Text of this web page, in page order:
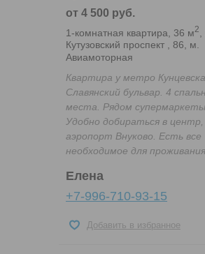
от 4 500 руб.
1-комнатная квартира, 36 м2
Кутузовский проспект , 86, м.
Авиамоторная
Квартира у метро
Славянский бульвар. 4
места. Рядом
Удобно добираться в центр,
аэропорт Внуково. Есть все
необходимое для
Елена
+7-996-710-93-15
Добавить в избранное